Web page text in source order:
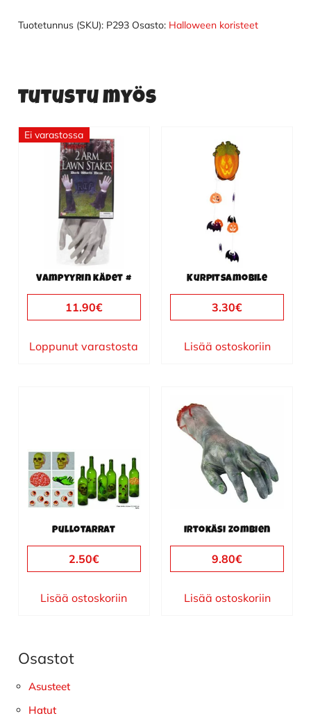
Tuotetunnus (SKU): P293 Osasto: Halloween koristeet
Tutustu myös
Ei varastossa
Vampyyrin kädet #
11.90€
Loppunut varastosta
Kurpitsamobile
3.30€
Lisää ostoskoriin
Pullotarrat
2.50€
Lisää ostoskoriin
Irtokäsi zombien
9.80€
Lisää ostoskoriin
Ensisijainen
sivupalkki
Osastot
Asusteet
Hatut